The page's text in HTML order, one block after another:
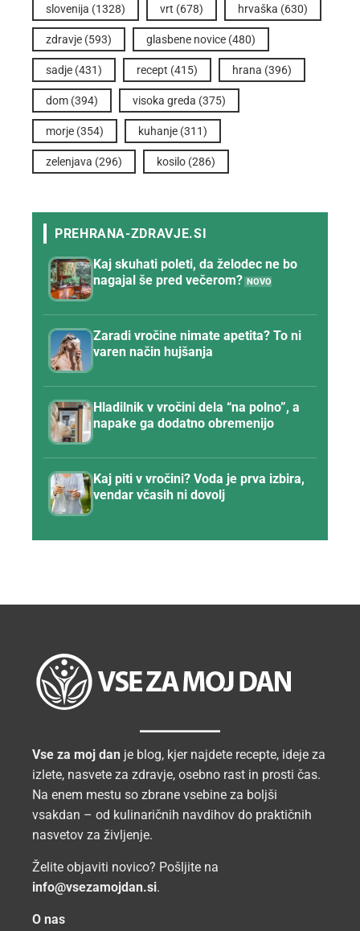
slovenija (1328) vrt (678) hrvaška (630)
zdravje (593) glasbene novice (480)
sadje (431) recept (415) hrana (396)
dom (394) visoka greda (375)
morje (354) kuhanje (311)
zelenjava (296) kosilo (286)
Kaj skuhati poleti, da želodec ne bo
nagajal še pred večerom?
Zaradi vročine nimate apetita? To ni
varen način hujšanja
Hladilnik v vročini dela “na polno”, a
napake ga dodatno obremenijo
Kaj piti v vročini? Voda je prva izbira,
vendar včasih ni dovolj
Vse za moj dan je blog, kjer najdete recepte, ideje za
izlete, nasvete za zdravje, osebno rast in prosti čas.
Na enem mestu so zbrane vsebine za boljši
vsakdan – od kulinaričnih navdihov do praktičnih
nasvetov za življenje.
Želite objaviti novico? Pošljite na
info@vsezamojdan.si.
O nas